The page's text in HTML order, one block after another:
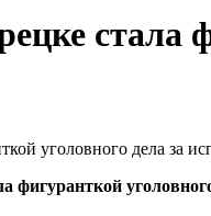
стала
фигуранткой